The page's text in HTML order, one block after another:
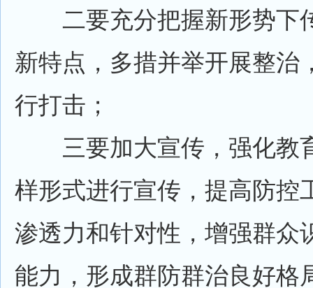
二要充分把握新形势下
新特点，多措并举开展整治
行打击；
三要加大宣传，强化教
样形式进行宣传，提高防控
渗透力和针对性，增强群众
能力，形成群防群治良好格